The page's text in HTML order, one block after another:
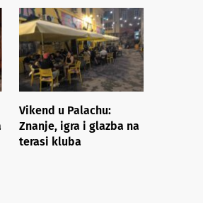
Vikend u Palachu:
Znanje, igra i glazba na
terasi kluba